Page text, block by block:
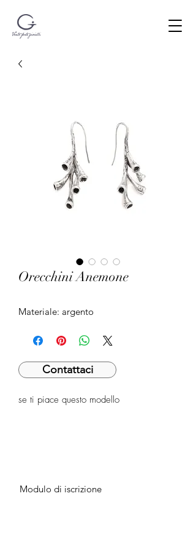
Orecchini Anemone
Materiale: argento
Contattaci
se ti piace questo modello
Modulo di iscrizione